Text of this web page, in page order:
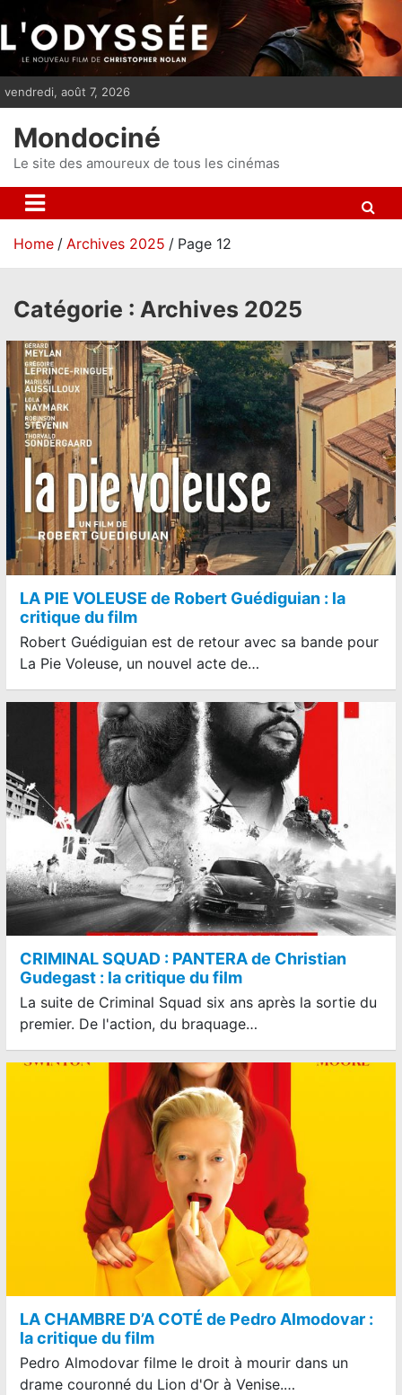
i
p
n
t
vendredi, août 7, 2026
Mondociné
Le site des amoureux de tous les cinémas
Home Archives 2025 Page 12
Catégorie : Archives 2025
LA PIE VOLEUSE de Robert Guédiguian : la
critique du film
Robert Guédiguian est de retour avec sa bande pour
La Pie Voleuse, un nouvel acte de…
CRIMINAL SQUAD : PANTERA de Christian
Gudegast : la critique du film
La suite de Criminal Squad six ans après la sortie du
premier. De l'action, du braquage…
LA CHAMBRE D’A COTÉ de Pedro Almodovar :
la critique du film
Pedro Almodovar filme le droit à mourir dans un
drame couronné du Lion d'Or à Venise.…